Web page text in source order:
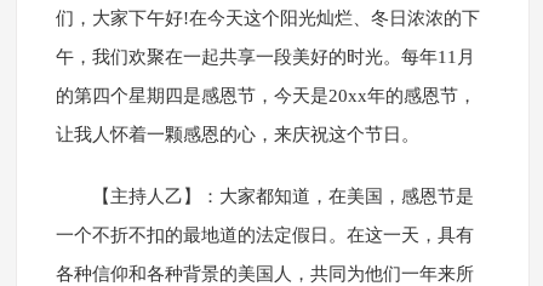
们，大家下午好!在今天这个阳光灿烂、冬日浓浓的下
午，我们欢聚在一起共享一段美好的时光。每年11月
的第四个星期四是感恩节，今天是20xx年的感恩节，
让我人怀着一颗感恩的心，来庆祝这个节日。
【主持人乙】：大家都知道，在美国，感恩节是
一个不折不扣的最地道的法定假日。在这一天，具有
各种信仰和各种背景的美国人，共同为他们一年来所